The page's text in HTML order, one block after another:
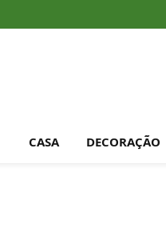
CASA DECORAÇÃO